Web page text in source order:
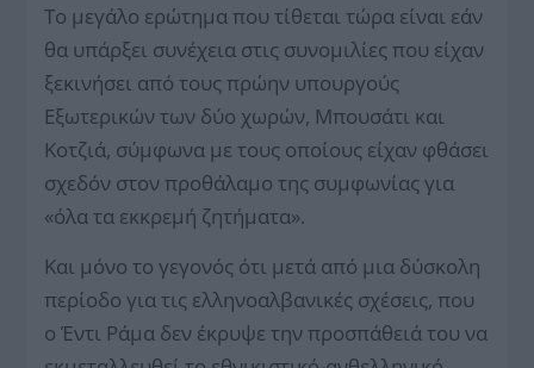
Το μεγάλο ερώτημα που τίθεται τώρα είναι εάν
θα υπάρξει συνέχεια στις συνομιλίες που είχαν
ξεκινήσει από τους πρώην υπουργούς
Εξωτερικών των δύο χωρών, Μπουσάτι και
Κοτζιά, σύμφωνα με τους οποίους είχαν φθάσει
σχεδόν στον προθάλαμο της συμφωνίας για
«όλα τα εκκρεμή ζητήματα».
Και μόνο το γεγονός ότι μετά από μια δύσκολη
περίοδο για τις ελληνοαλβανικές σχέσεις, που
ο Έντι Ράμα δεν έκρυψε την προσπάθειά του να